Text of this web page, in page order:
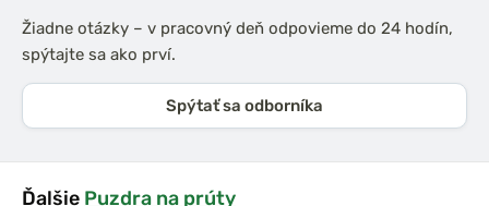
Žiadne otázky – v pracovný deň odpovieme do 24 hodín,
spýtajte sa ako prví.
Spýtať sa odborníka
Ďalšie Puzdra na prúty